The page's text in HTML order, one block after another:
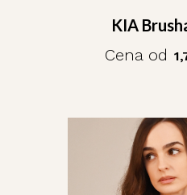
KIA
Cena od